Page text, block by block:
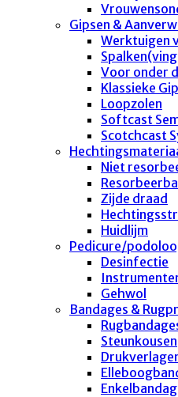
Gipsen &
Werktuigen
Voor onder
Klassieke
Loopzolen
Softcast
Scotchcast
Niet
Zijde draad
Huidlijm
Pedicure/
Desinfectie
Gehwol
Bandages &
Steunkousen